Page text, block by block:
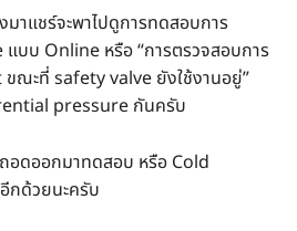
าแชร์จะพาไปดูการทดสอบการ
บบ Online หรือ “การตรวจสอบการ
ณะที่ safety valve ยังใช้งานอยู่”
pressure กันครับ
อดออกมาทดสอบ หรือ Cold
ด้วยนะครับ